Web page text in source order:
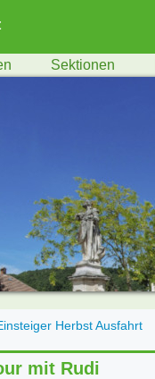
Sektionen
Herbst Ausfahrt
mit Rudi